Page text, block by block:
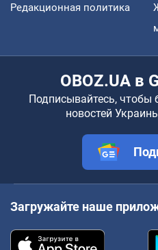
Редакционная политика
OBOZ.UA в
Подписывайтесь, чтобы
новостей
Загружайте наше